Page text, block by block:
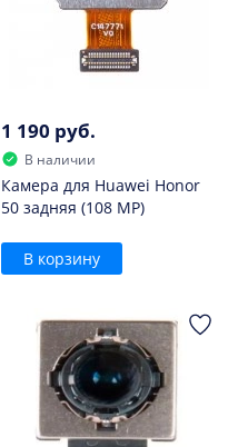
1 190 руб.
В наличии
Камера для Huawei Honor
50 задняя (108 MP)
В корзину